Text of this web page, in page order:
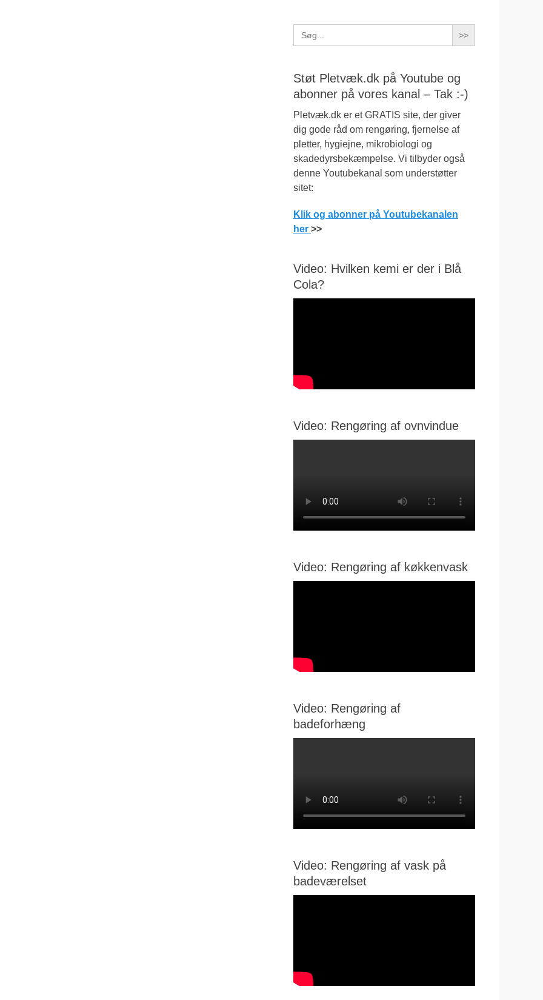
Search
for:
Støt Pletvæk.dk på Youtube og
abonner på vores kanal – Tak :-)
Pletvæk.dk er et GRATIS site, der giver
dig gode råd om rengøring, fjernelse af
pletter, hygiejne, mikrobiologi og
skadedyrsbekæmpelse. Vi tilbyder også
denne Youtubekanal som understøtter
sitet:
Klik og abonner på Youtubekanalen
her >>
Video: Hvilken kemi er der i Blå
Cola?
Video: Rengøring af ovnvindue
Video: Rengøring af køkkenvask
Video: Rengøring af
badeforhæng
Video: Rengøring af vask på
badeværelset